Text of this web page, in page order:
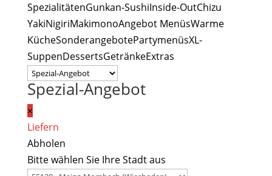
SpezialitätenGunkan-SushiInside-OutChizu
YakiNigiriMakimonoAngebot MenüsWarme
KücheSonderangebotePartymenüsXL-
SuppenDessertsGetränkeExtras
Spezial-Angebot
×
Liefern
Abholen
Bitte wählen Sie Ihre Stadt aus